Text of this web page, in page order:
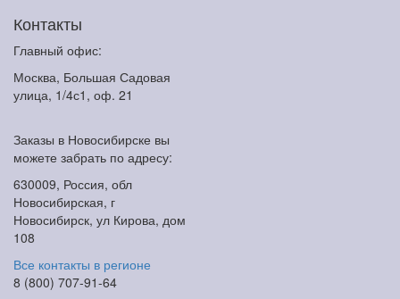
Контакты
Главный офис:
Москва, Большая Садовая
улица, 1/4с1, оф. 21
Заказы в Новосибирске вы
можете забрать по адресу:
630009, Россия, обл
Новосибирская, г
Новосибирск, ул Кирова, дом
108
Все контакты в регионе
8 (800) 707-91-64